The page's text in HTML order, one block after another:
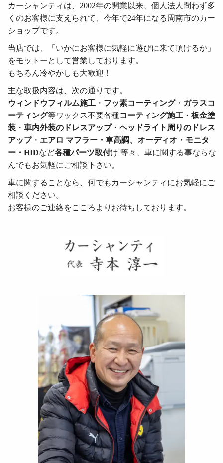
カーシャンティは、2002年の開業以来、個人法人問わず多
くのお客様に支えられて、今年で24年になる周南市のカー
ショップです。
当店では、「いかにお客様に気軽に遊びに来て頂けるか」
をモットーとして営業しております。
もちろん冷やかしも大歓迎！
主な取扱内容は、次の通りです。
ウィンドウフィルム施工 ・ フッ素コーティング・ ガラスコ
ーティング等ワックス不要各種コーティング施工 ・ 板金塗
装 ・ 車内外装のドレスアップ・ ヘッドライト周りのドレス
アップ・ エアロ マフラー・車高調、オーディオ・モニタ
ー・HIDなど各種パーツ取付け 等々、車に関する事ならな
んでもお気軽にご相談下さい。
車に関することなら、何でもカーシャンティにお気軽にご
相談ください。
お客様のご連絡をこころよりお待ちしております。